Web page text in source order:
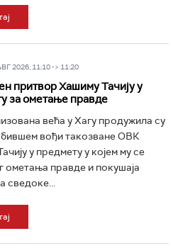
2026, 11:10 -> 11:20
притвор Хашиму Тачију у
за ометање правде
већа у Хагу продужила су
вођи такозване ОВК
у предмету у којем му се
ометања правде и покушаја
сведоке...